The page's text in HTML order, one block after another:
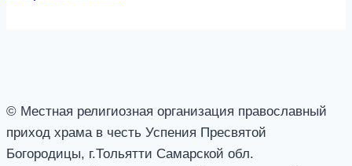
© Местная религиозная организация православный
приход храма в честь Успения Пресвятой
Богородицы, г.Тольятти Самарской обл.